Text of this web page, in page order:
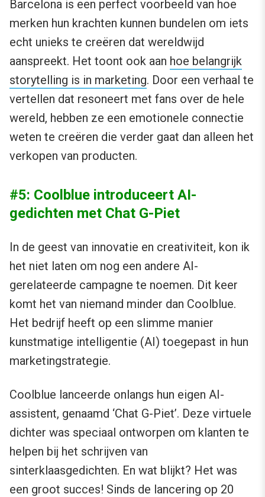
Barcelona is een perfect voorbeeld van hoe
merken hun krachten kunnen bundelen om iets
echt unieks te creëren dat wereldwijd
aanspreekt. Het toont ook aan hoe belangrijk
storytelling is in marketing. Door een verhaal te
vertellen dat resoneert met fans over de hele
wereld, hebben ze een emotionele connectie
weten te creëren die verder gaat dan alleen het
verkopen van producten.
#5: Coolblue introduceert AI-
gedichten met Chat G-Piet
In de geest van innovatie en creativiteit, kon ik
het niet laten om nog een andere AI-
gerelateerde campagne te noemen. Dit keer
komt het van niemand minder dan Coolblue.
Het bedrijf heeft op een slimme manier
kunstmatige intelligentie (AI) toegepast in hun
marketingstrategie.
Coolblue lanceerde onlangs hun eigen AI-
assistent, genaamd ‘Chat G-Piet’. Deze virtuele
dichter was speciaal ontworpen om klanten te
helpen bij het schrijven van
sinterklaasgedichten. En wat blijkt? Het was
een groot succes! Sinds de lancering op 20